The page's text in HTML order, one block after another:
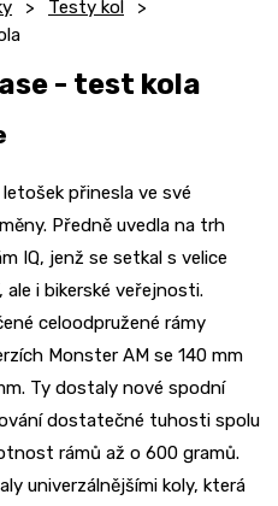
Testy kol
- test kola
přinesla ve své
Předně uvedla na trh
IQ, jenž se setkal s velice
ale i bikerské veřejnosti.
celoodpružené rámy
Monster AM se 140 mm
Ty dostaly nové spodní
dostatečné tuhosti spolu
rámů až o 600 gramů.
univerzálnějšími koly, která